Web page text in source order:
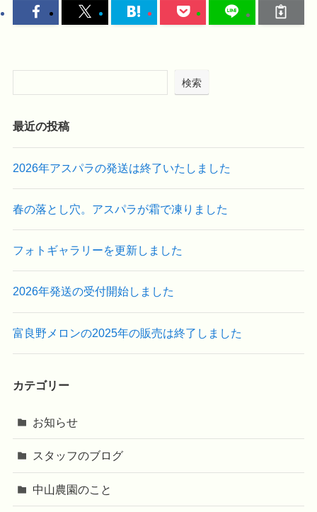
検索
最近の投稿
2026年アスパラの発送は終了いたしました
春の落とし穴。アスパラが霜で凍りました
フォトギャラリーを更新しました
2026年発送の受付開始しました
富良野メロンの2025年の販売は終了しました
カテゴリー
お知らせ
スタッフのブログ
中山農園のこと